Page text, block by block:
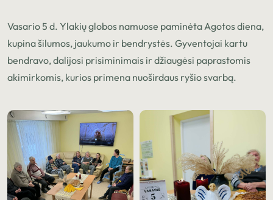
Vasario 5 d. Ylakių globos namuose paminėta Agotos diena,
kupina šilumos, jaukumo ir bendrystės. Gyventojai kartu
bendravo, dalijosi prisiminimais ir džiaugėsi paprastomis
akimirkomis, kurios primena nuoširdaus ryšio svarbą.